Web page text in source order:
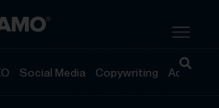
Social Media Copywriting